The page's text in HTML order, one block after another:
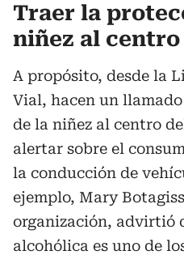
Traer la
niñez al
A propósito, desde la
Vial, hacen un
de la niñez al centro
alertar sobre el
la conducción de
ejemplo, Mary
organización, advirtió
alcohólica es uno de